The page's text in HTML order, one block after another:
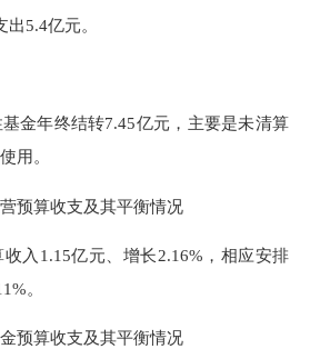
5.4亿元。
年终结转7.45亿元，主要是未清算
用。
算收支及其平衡情况
1.15亿元、增长2.16%，相应安排
。
算收支及其平衡情况